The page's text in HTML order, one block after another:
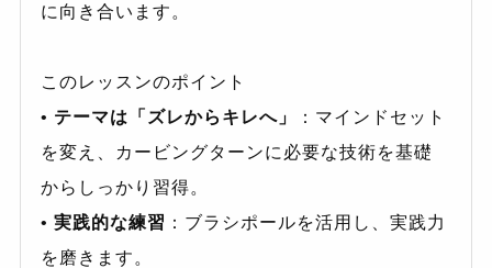
に向き合います。
このレッスンのポイント
• テーマは「ズレからキレへ」
：マインドセット
を変え、カービングターンに必要な技術を基礎
からしっかり習得。
•実践的な練習 ：ブラシポールを活用し、実践力
を磨きます。